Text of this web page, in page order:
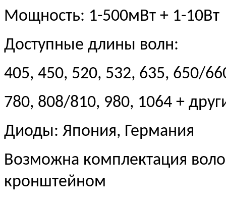
Мощность: 1-500мВт + 1-10Вт
Доступные длины волн:
405, 450, 520, 532, 635, 650/
780, 808/810, 980, 1064 +
Диоды: Япония, Германия
Возможна комплектация
кронштейном